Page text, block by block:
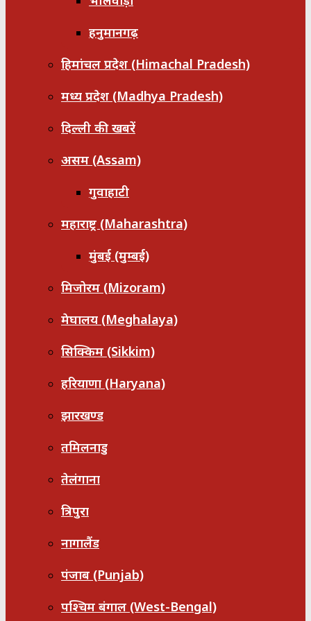
हनुमानगढ़
हिमांचल प्रदेश (Himachal Pradesh)
मध्य प्रदेश (Madhya Pradesh)
दिल्ली की खबरें
असम (Assam)
गुवाहाटी
महाराष्ट्र (Maharashtra)
मुंबई (मुम्बई)
मिजोरम (Mizoram)
मेघालय (Meghalaya)
सिक्किम (Sikkim)
हरियाणा (Haryana)
झारखण्ड
तमिलनाडु
तेलंगाना
त्रिपुरा
नागालैंड
पंजाब (Punjab)
पश्चिम बंगाल (West-Bengal)